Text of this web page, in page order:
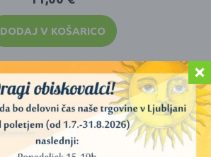
DODAJ V KOŠARICO